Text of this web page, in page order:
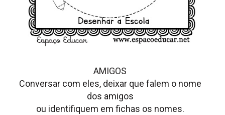
AMIGOS
Conversar com eles, deixar que falem o nome
dos amigos
ou identifiquem em fichas os nomes.